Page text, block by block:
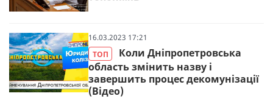
16.03.2023 17:21
ТОП
Коли Дніпропетровська
область змінить назву і
завершить процес декомунізації
(Відео)